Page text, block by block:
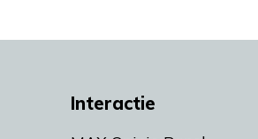
Interactie